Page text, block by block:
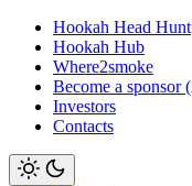
Hookah Head Hunt
Hookah Hub
Where2smoke
Become a sponsor
Investors
Contacts